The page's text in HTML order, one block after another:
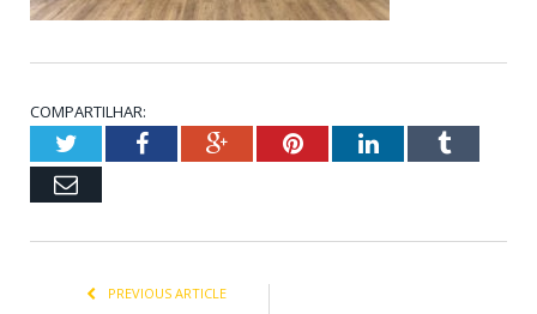
COMPARTILHAR:
TwitterFacebookGoogle+PinterestLinkedInTumblr
Email
PREVIOUS ARTICLE